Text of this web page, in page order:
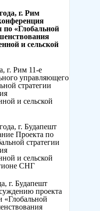
г. Рим
по «Глобальной
и сельской
г. Рим 11-е
управляющего
стратегии
и сельской
г. Будапешт
Проекта по
стратегии
и сельской
СНГ
г. Будапешт
проекта
«Глобальной